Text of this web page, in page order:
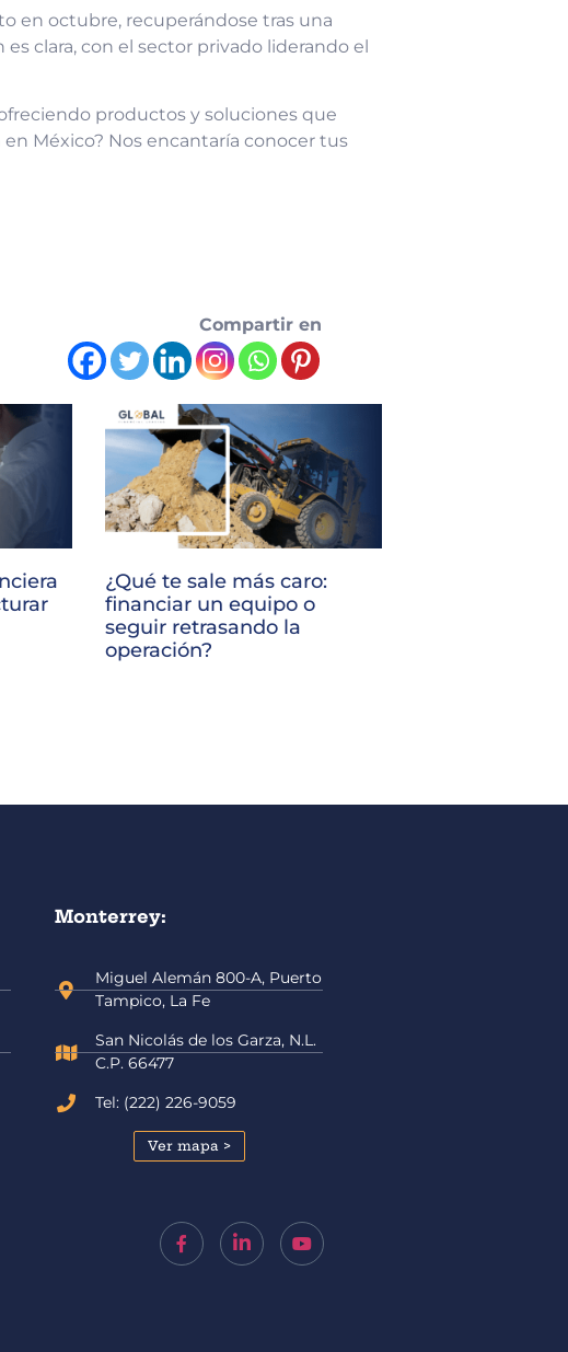
en octubre, recuperándose tras una
clara, con el sector privado liderando el
productos y soluciones que
México? Nos encantaría conocer tus
Compartir en
¿Qué te sale más caro:
financiar un equipo o
seguir retrasando la
operación?
Monterrey:
Miguel Alemán 800-A, Puerto
Tampico, La Fe
San Nicolás de los Garza, N.L.
C.P. 66477
Tel: (222) 226-9059
Ver mapa >